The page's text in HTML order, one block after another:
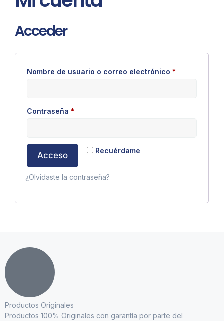
Acceder
Nombre de usuario o correo electrónico *
Contraseña *
Recuérdame
Acceso
¿Olvidaste la contraseña?
Productos Originales
Productos 100% Originales con garantía por parte del